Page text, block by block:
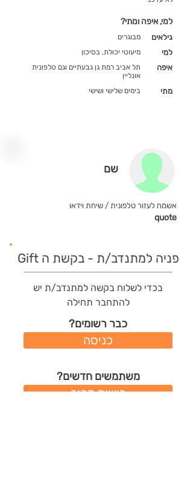
למי, איפה ומתי?
מבוגרים גילאים
מיעוטי יכולת, בסיכון למי
תל אביב רמת גן גבעתיים וגם טלפונית
אונליין
איפה
בימים שלישי ושישי מתי
שם
אשמח לעזור טלפונית / שיחת וידאו
quote
פניה למתנדב/ת - בקשת ה Gift
בכדי לשלוח בקשה למתנדב/ת יש
להתחבר תחילה
כבר רשומים?
כניסה
משתמשים חדשים?
רישום מהיר